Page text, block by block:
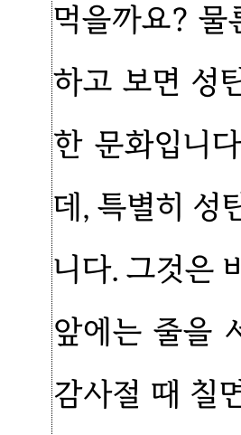
먹을까요?
하고 보면 성
한 문화입니
데, 특별히 성
니다. 그것은
앞에는 줄을
감사절 때 칠